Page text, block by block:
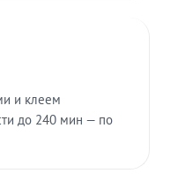
и клеем
до 240 мин — по